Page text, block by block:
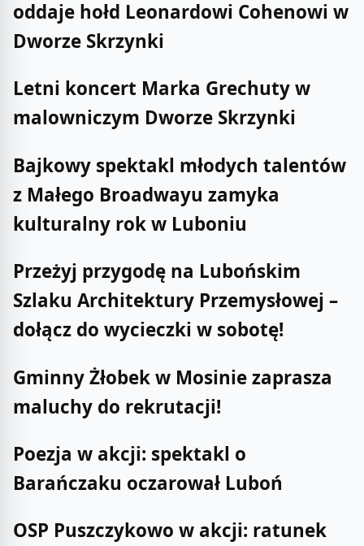
oddaje hołd Leonardowi Cohenowi w
Dworze Skrzynki
Letni koncert Marka Grechuty w
malowniczym Dworze Skrzynki
Bajkowy spektakl młodych talentów
z Małego Broadwayu zamyka
kulturalny rok w Luboniu
Przeżyj przygodę na Lubońskim
Szlaku Architektury Przemysłowej –
dołącz do wycieczki w sobotę!
Gminny Żłobek w Mosinie zaprasza
maluchy do rekrutacji!
Poezja w akcji: spektakl o
Barańczaku oczarował Luboń
OSP Puszczykowo w akcji: ratunek